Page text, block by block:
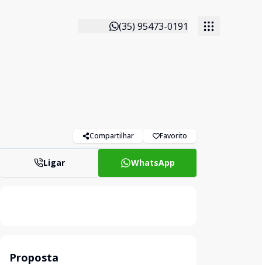
(35) 95473-0191
Compartilhar Favorito
Ligar WhatsApp
Proposta